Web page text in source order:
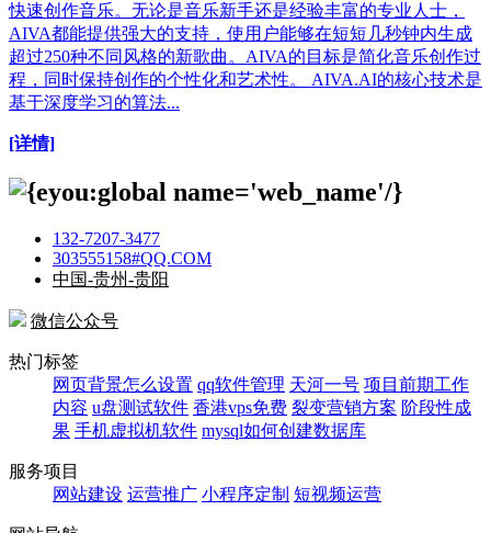
快速创作音乐。无论是音乐新手还是经验丰富的专业人士，
AIVA都能提供强大的支持，使用户能够在短短几秒钟内生成
超过250种不同风格的新歌曲。AIVA的目标是简化音乐创作过
程，同时保持创作的个性化和艺术性。 AIVA.AI的核心技术是
基于深度学习的算法...
[详情]
132-7207-3477
303555158#QQ.COM
中国-贵州-贵阳
微信公众号
热门标签
网页背景怎么设置 qq软件管理 天河一号 项目前期工作
内容 u盘测试软件 香港vps免费 裂变营销方案 阶段性成
果 手机虚拟机软件 mysql如何创建数据库
服务项目
网站建设 运营推广 小程序定制 短视频运营